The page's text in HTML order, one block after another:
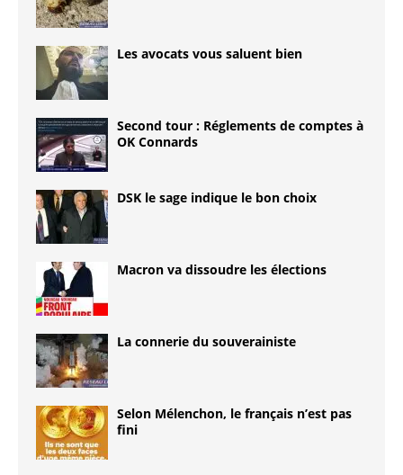
Les avocats vous saluent bien
Second tour : Réglements de comptes à
OK Connards
DSK le sage indique le bon choix
Macron va dissoudre les élections
La connerie du souverainiste
Selon Mélenchon, le français n’est pas
fini